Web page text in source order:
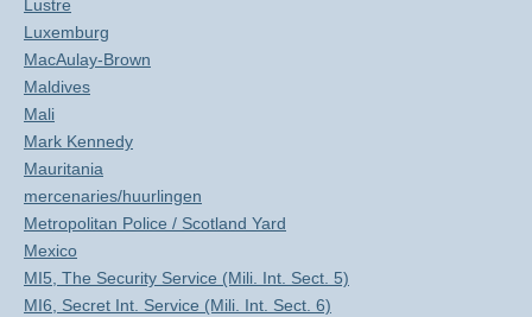
Lustre
Luxemburg
MacAulay-Brown
Maldives
Mali
Mark Kennedy
Mauritania
mercenaries/huurlingen
Metropolitan Police / Scotland Yard
Mexico
MI5, The Security Service (Mili. Int. Sect. 5)
MI6, Secret Int. Service (Mili. Int. Sect. 6)